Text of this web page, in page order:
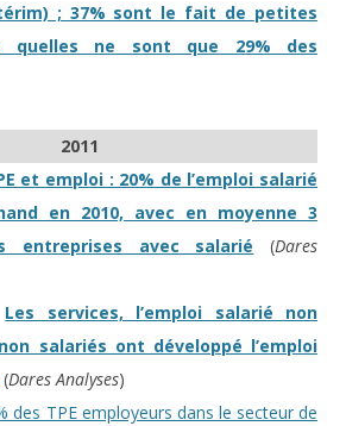
; 37% sont le fait de petites
quelles ne sont que 29% des
2011
et emploi : 20% de l’emploi salarié
en 2010, avec en moyenne 3
entreprises avec salarié (Dares
Les services, l’emploi salarié non
salariés ont développé l’emploi
(Dares Analyses)
des TPE employeurs dans le secteur de